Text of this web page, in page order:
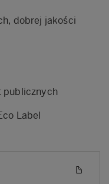
dobrej jakości
publicznych
Label